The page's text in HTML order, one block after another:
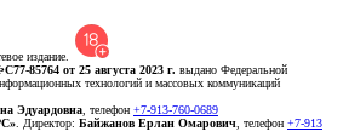
издание.
85764 от 25 августа 2023 г. выдано Федеральной
технологий и массовых коммуникаций
Эдуардовна , телефон +7-913-760-0689
. Директор: Байжанов Ерлан Омарович , телефон +7-913